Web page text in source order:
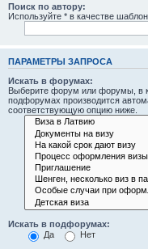
Поиск по автору:
Используйте * в качестве
ПАРАМЕТРЫ ЗАПРОСА
Искать в форумах:
Выберите форум или форумы, в
подфорумах производится
соответствующую опцию ниже.
Искать в подфорумах:
Да
Нет